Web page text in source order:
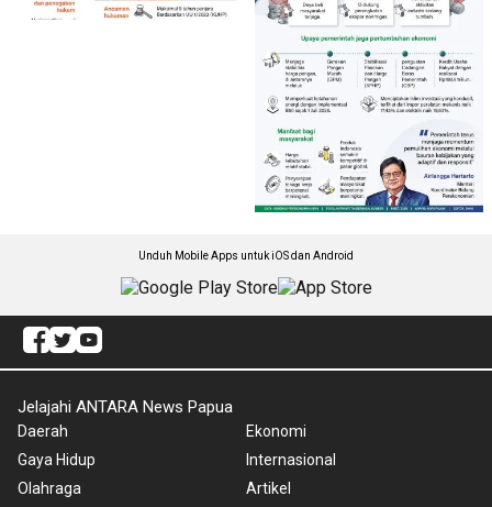
Unduh Mobile Apps untuk iOS dan Android
Jelajahi ANTARA News Papua
Daerah
Gaya Hidup
Olahraga
Ekonomi
Internasional
Artikel